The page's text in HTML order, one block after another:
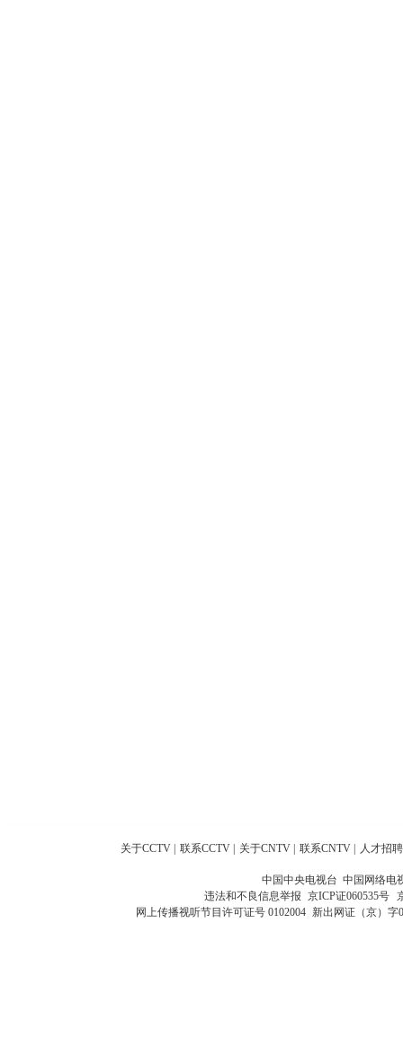
关于CCTV 联系CCTV 关于CNTV 联系CNTV 人才招聘
中国中央电视台 中国网络电
违法和不良信息举报 京ICP证060535号
网上传播视听节目许可证号 0102004 新出网证（京）